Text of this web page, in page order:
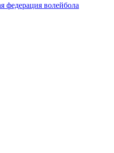
федерация волейбола